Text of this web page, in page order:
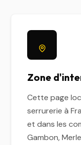
Zone
Cette page
serrurerie à
et dans les
Gambon,